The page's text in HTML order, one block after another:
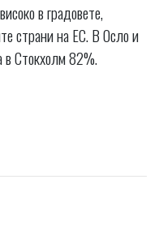
в градовете,
страни на ЕС. В Осло и
в Стокхолм 82%.